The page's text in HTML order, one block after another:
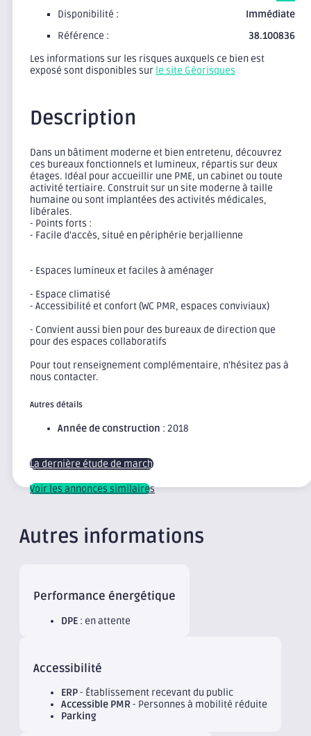
Disponibilité :
Immédiate
Référence :
38.100836
Les informations sur les risques auxquels ce bien est
exposé sont disponibles sur le site Géorisques
Description
Dans un bâtiment moderne et bien entretenu, découvrez
ces bureaux fonctionnels et lumineux, répartis sur deux
étages. Idéal pour accueillir une PME, un cabinet ou toute
activité tertiaire. Construit sur un site moderne à taille
humaine ou sont implantées des activités médicales,
libérales.
- Points forts :
- Facile d'accès, situé en périphérie berjallienne
- Espaces lumineux et faciles à aménager
- Espace climatisé
- Accessibilité et confort (WC PMR, espaces conviviaux)
- Convient aussi bien pour des bureaux de direction que
pour des espaces collaboratifs
Pour tout renseignement complémentaire, n'hésitez pas à
nous contacter.
Autres détails
Année de construction : 2018
La dernière étude de marché
Voir les annonces similaires
Autres informations
Performance énergétique
DPE : en attente
Accessibilité
ERP- Établissement recevant du public
Accessible PMR - Personnes à mobilité réduite
Parking